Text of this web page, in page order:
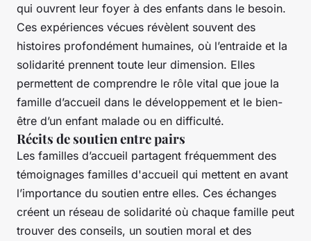
qui ouvrent leur foyer à des enfants dans le besoin.
Ces expériences vécues révèlent souvent des
histoires profondément humaines, où l’entraide et la
solidarité prennent toute leur dimension. Elles
permettent de comprendre le rôle vital que joue la
famille d’accueil dans le développement et le bien-
être d’un enfant malade ou en difficulté.
Récits de soutien entre pairs
Les familles d’accueil partagent fréquemment des
témoignages familles d'accueil qui mettent en avant
l’importance du soutien entre elles. Ces échanges
créent un réseau de solidarité où chaque famille peut
trouver des conseils, un soutien moral et des